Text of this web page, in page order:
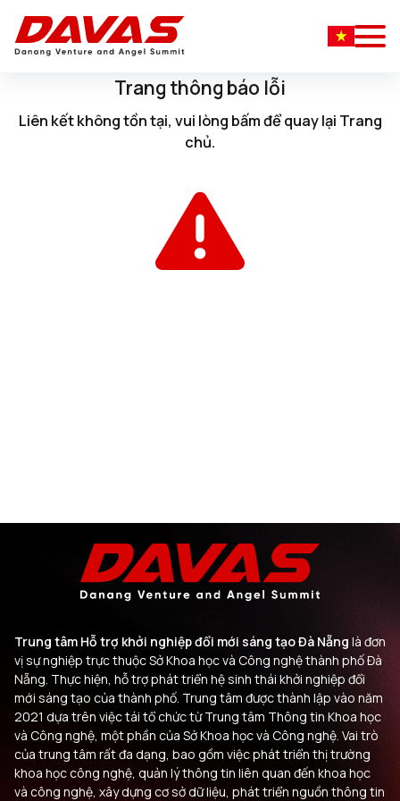
Trang thông báo lỗi
Liên kết không tồn tại, vui lòng bấmđể quay lại Trang
chủ.
Trung tâm Hỗ trợ khởi nghiệp đổi mới sáng tạo Đà Nẵng là đơn
vị sự nghiệp trực thuộc Sở Khoa học và Công nghệ thành phố Đà
Nẵng. Thực hiện, hỗ trợ phát triển hệ sinh thái khởi nghiệp đổi
mới sáng tạo của thành phố. Trung tâm được thành lập vào năm
2021 dựa trên việc tái tổ chức từ Trung tâm Thông tin Khoa học
và Công nghệ, một phần của Sở Khoa học và Công nghệ. Vai trò
của trung tâm rất đa dạng, bao gồm việc phát triển thị trường
khoa học công nghệ, quản lý thông tin liên quan đến khoa học
và công nghệ, xây dựng cơ sở dữ liệu, phát triển nguồn thông tin